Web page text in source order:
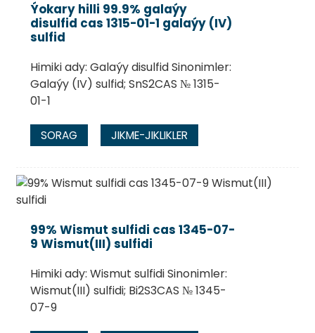
Ýokary hilli 99.9% galaýy
disulfid cas 1315-01-1 galaýy (IV)
sulfid
Himiki ady: Galaýy disulfid Sinonimler:
Galaýy (IV) sulfid; SnS2CAS № 1315-
01-1
SORAG JIKME-JIKLIKLER
99% Wismut sulfidi cas 1345-07-
9 Wismut(III) sulfidi
Himiki ady: Wismut sulfidi Sinonimler:
Wismut(III) sulfidi; Bi2S3CAS № 1345-
07-9